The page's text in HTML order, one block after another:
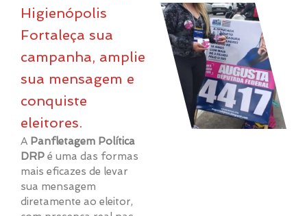
Higienópolis
Fortaleça sua
campanha, amplie
sua mensagem e
conquiste
eleitores.
A Panfletagem Política
DRP é uma das formas
mais eficazes de levar
sua mensagem
diretamente ao eleitor,